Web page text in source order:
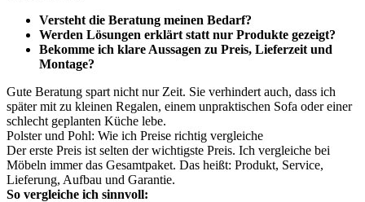
Versteht die Beratung meinen Bedarf?
Werden Lösungen erklärt statt nur Produkte gezeigt?
Bekomme ich klare Aussagen zu Preis, Lieferzeit und
Montage?
Gute Beratung spart nicht nur Zeit. Sie verhindert auch, dass ich
später mit zu kleinen Regalen, einem unpraktischen Sofa oder einer
schlecht geplanten Küche lebe.
Polster und Pohl: Wie ich Preise richtig vergleiche
Der erste Preis ist selten der wichtigste Preis. Ich vergleiche bei
Möbeln immer das Gesamtpaket. Das heißt: Produkt, Service,
Lieferung, Aufbau und Garantie.
So vergleiche ich sinnvoll: